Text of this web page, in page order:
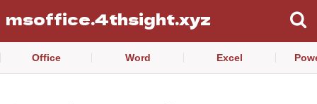
msoffice.4thsight.xyz
Office Word Excel